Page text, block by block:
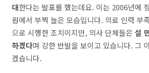
대한다는 발표를 했는데요. 이는 2006년에
원에서 부쩍 늘은 모습입니다. 의료 인력 부
으로 시행한 조치이지만, 의사 단체들은 설
하겠다며 강한 반발을 보이고 있습니다. 그
겠습니다.